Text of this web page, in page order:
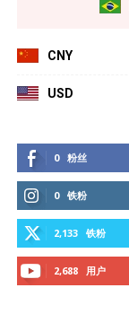
CNY
USD
0 粉丝
0 铁粉
2,133 铁粉
2,688 用户